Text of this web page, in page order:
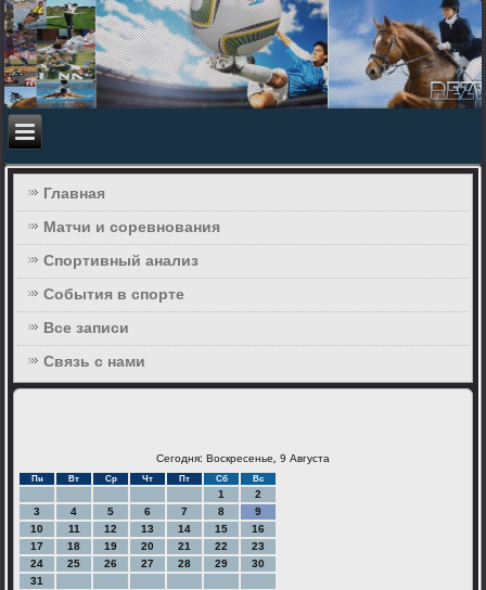
Главная
Матчи и соревнования
Спортивный анализ
События в спорте
Все записи
Связь с нами
Сегодня: Воскресенье, 9 Августа
Пн Вт Ср Чт Пт Сб Вс
1
2
3
4 5 6 7 8
9
10
11 12 13 14 15
16
17
18 19 20 21 22
23
24
25 26 27 28 29
30
31